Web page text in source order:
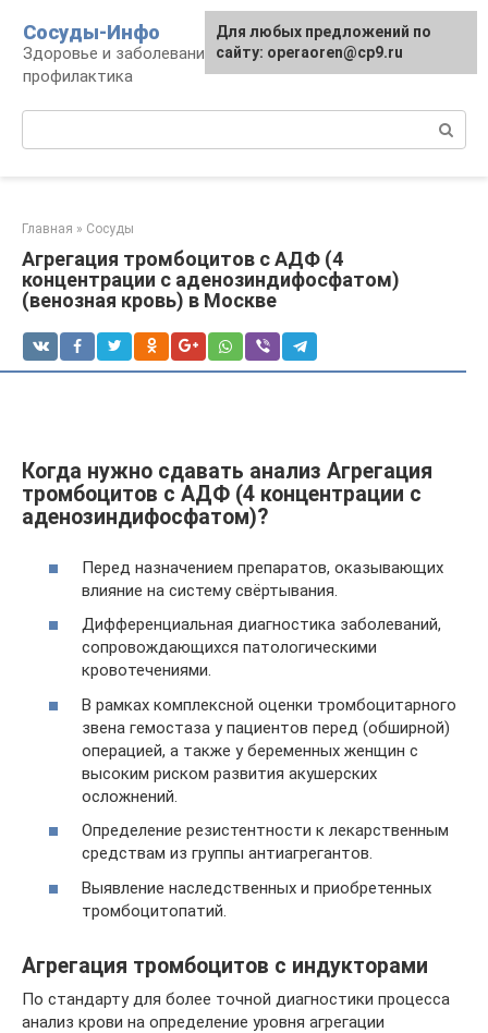
контенту
Сосуды-Инфо
Здоровье и заболевания сосудов и сердца,
профилактика
Главная » Сосуды
Агрегация тромбоцитов с АДФ (4
концентрации с аденозиндифосфатом)
(венозная кровь) в Москве
Когда нужно сдавать анализ Агрегация
тромбоцитов с АДФ (4 концентрации с
аденозиндифосфатом)?
Перед назначением препаратов, оказывающих
влияние на систему свёртывания.
Дифференциальная диагностика заболеваний,
сопровождающихся патологическими
кровотечениями.
В рамках комплексной оценки тромбоцитарного
звена гемостаза у пациентов перед (обширной)
операцией, а также у беременных женщин с
высоким риском развития акушерских
осложнений.
Определение резистентности к лекарственным
средствам из группы антиагрегантов.
Выявление наследственных и приобретенных
тромбоцитопатий.
Агрегация тромбоцитов с индукторами
По стандарту для более точной диагностики процесса
анализ крови на определение уровня агрегации
Для любых предложений по
сайту: operaoren@cp9.ru